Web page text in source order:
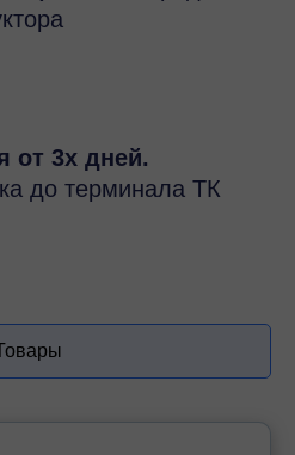
от 3х дней.
до терминала ТК